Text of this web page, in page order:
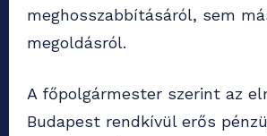
meghosszabbításáról, sem
megoldásról.
A főpolgármester szerint az
Budapest rendkívül erős